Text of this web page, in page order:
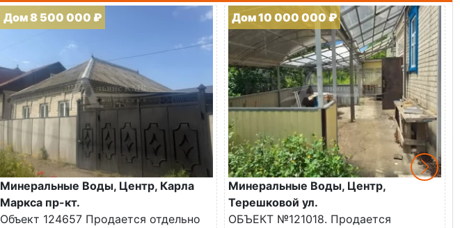
Дом 8 500 000 ₽
Минеральные Воды, Центр, Карла
Маркса пр-кт.
Объект 124657 Продается отдельно
Дом 10 000 000 ₽
Минеральные Воды, Центр,
Терешковой ул.
ОБЪЕКТ №121018. Продается